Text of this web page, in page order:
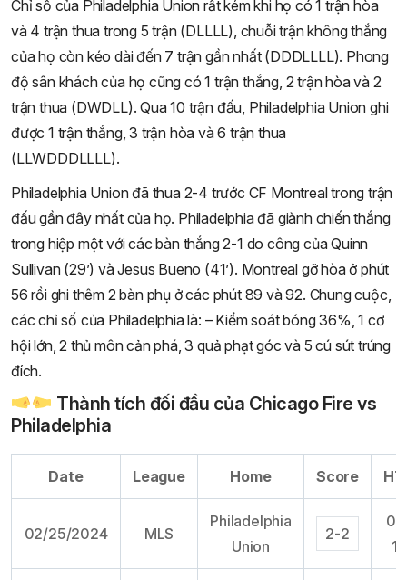
Chỉ số của Philadelphia Union rất kém khi họ có 1 trận hòa
và 4 trận thua trong 5 trận (DLLLL), chuỗi trận không thắng
của họ còn kéo dài đến 7 trận gần nhất (DDDLLLL). Phong
độ sân khách của họ cũng có 1 trận thắng, 2 trận hòa và 2
trận thua (DWDLL). Qua 10 trận đấu, Philadelphia Union ghi
được 1 trận thắng, 3 trận hòa và 6 trận thua
(LLWDDDLLLL).
Philadelphia Union đã thua 2-4 trước CF Montreal trong trận
đấu gần đây nhất của họ. Philadelphia đã giành chiến thắng
trong hiệp một với các bàn thắng 2-1 do công của Quinn
Sullivan (29’) và Jesus Bueno (41’). Montreal gỡ hòa ở phút
56 rồi ghi thêm 2 bàn phụ ở các phút 89 và 92. Chung cuộc,
các chỉ số của Philadelphia là: – Kiểm soát bóng 36%, 1 cơ
hội lớn, 2 thủ môn cản phá, 3 quả phạt góc và 5 cú sút trúng
đích.
Thành tích đối đầu của Chicago Fire vs
Philadelphia
Date League Home Score HT
02/25/2024 MLS
Philadelphia
Union
2-2
0-
1